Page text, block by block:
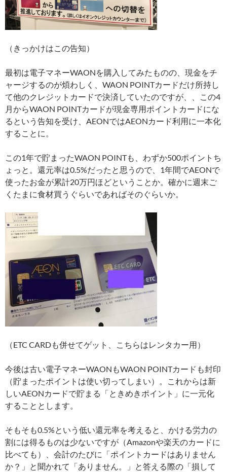
（きっかけはこの告知）
最初は電子マネーWAONを購入してみたものの、現金をチ
ャージするのが煩わしく、WAON POINTカードだけ所持し
て他のクレジットカードで決済していたのですが、、この4
月からWAON POINTカードが現金専用ポイントカードにな
るという告知を受け、AEONではAEONカード利用に一本化
することに。
この1年で貯まったWAON POINTも、わずか500ポイントち
ょっと。還元率は0.5%だったと思うので、1年間でAEONで
使ったお金が累計20万円ほどということか。確かに週末ご
くたまに食材買うぐらいであればそのぐらいか。
（ETC CARDも併せてゲット、こちらはレンタカー用）
今後は古い電子マネーWAONもWAON POINTカードも封印
（貯まったポイントは使い切ってしまい）。これからは新
しいAEONカードで貯まる「ときめきポイント」に一元化
することとします。
そもそも0.5%という低い還元率を考えると、かける労力の
割には得るものは少ないですが（Amazonや楽天のカードに
比べても）、会計のたびに「ポイントカードはありません
か？」と聞かれて「ありません。」と答える際の「損して